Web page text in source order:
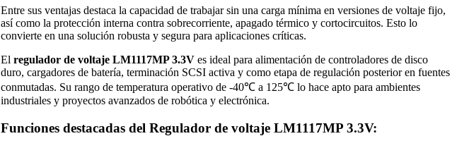
Entre sus ventajas destaca la capacidad de trabajar sin una carga mínima en versiones de voltaje fijo,
así como la protección interna contra sobrecorriente, apagado térmico y cortocircuitos. Esto lo
convierte en una solución robusta y segura para aplicaciones críticas.
El regulador de voltaje LM1117MP 3.3Ves ideal para alimentación de controladores de disco
duro, cargadores de batería, terminación SCSI activa y como etapa de regulación posterior en fuentes
conmutadas. Su rango de temperatura operativo de -40℃ a 125℃ lo hace apto para ambientes
industriales y proyectos avanzados de robótica y electrónica.
Funciones destacadas del Regulador de voltaje LM1117MP 3.3V: